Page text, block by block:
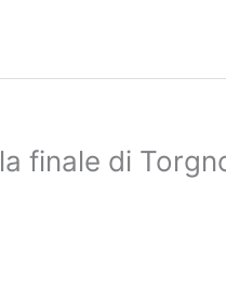
finale di